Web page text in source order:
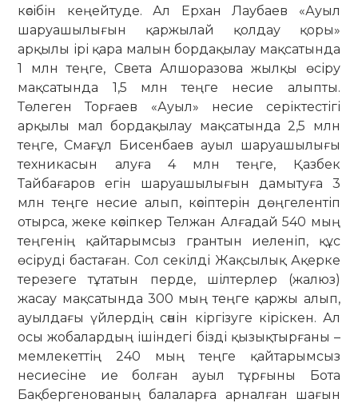
кәсібін кеңейтуде. Ал Ерхан Лаубаев «Ауыл
шаруашылығын қаржылай қолдау қоры»
арқылы ірі қара малын бордақылау мақсатында
1 млн теңге, Света Алшоразова жылқы өсіру
мақсатында 1,5 млн теңге несие алыпты.
Төлеген Торғаев «Ауыл» несие серіктестігі
арқылы мал бордақылау мақсатында 2,5 млн
теңге, Смағұл Бисенбаев ауыл шаруашылығы
техникасын алуға 4 млн теңге, Қазбек
Тайбағаров егін шаруашылығын дамытуға 3
млн теңге несие алып, кәсіптерін дөңгелентіп
отырса, жеке кәсіпкер Телжан Алғадай 540 мың
теңгенің қайтарымсыз грантын иеленіп, құс
өсіруді бастаған. Сол секілді Жақсылық Ақерке
терезеге тұтатын перде, шілтерлер (жалюз)
жасау мақсатында 300 мың теңге қаржы алып,
ауылдағы үйлердің сәнін кіргізуге кіріскен. Ал
осы жобалардың ішіндегі бізді қызықтырғаны –
мемлекеттің 240 мың теңге қайтарымсыз
несиесіне ие болған ауыл тұрғыны Бота
Бақбергенованың балаларға арналған шағын